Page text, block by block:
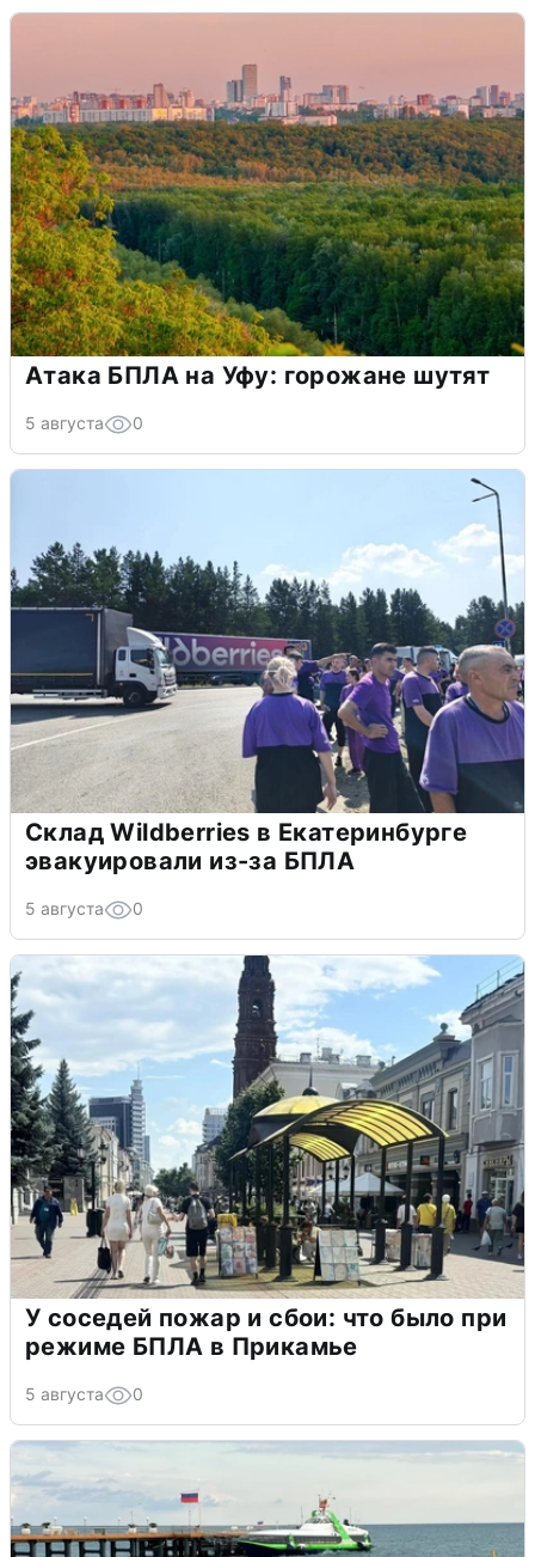
Атака БПЛА на Уфу: горожане шутят
5 августа 0
Склад Wildberries в Екатеринбурге
эвакуировали из-за БПЛА
5 августа 0
У соседей пожар и сбои: что было при
режиме БПЛА в Прикамье
5 августа 0